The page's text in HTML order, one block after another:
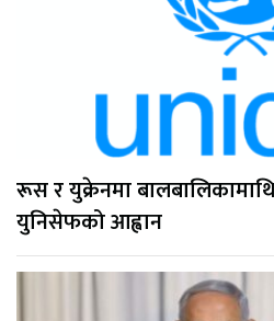
रूस र युक्रेनमा
युनिसेफको आह्वान